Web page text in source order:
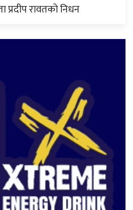
प्रदीप रावतको निधन